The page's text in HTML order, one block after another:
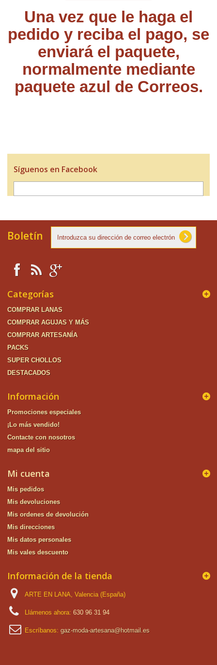
Una vez que le haga el
pedido y reciba el pago, se
enviará el paquete,
normalmente mediante
paquete azul de Correos.
Síguenos en Facebook
Boletín
Categorías
COMPRAR LANAS
COMPRAR AGUJAS Y MÁS
COMPRAR ARTESANÍA
PACKS
SUPER CHOLLOS
DESTACADOS
Información
Promociones especiales
¡Lo más vendido!
Contacte con nosotros
mapa del sitio
Mi cuenta
Mis pedidos
Mis devoluciones
Mis ordenes de devolución
Mis direcciones
Mis datos personales
Mis vales descuento
Información de la tienda
ARTE EN LANA, Valencia (España)
Llámenos ahora: 630 96 31 94
Escríbanos: gaz-moda-artesana@hotmail.es